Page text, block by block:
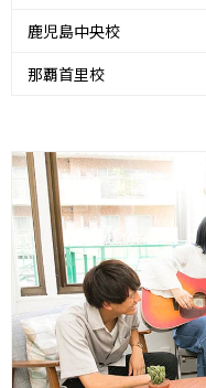
鹿児島中央校
那覇首里校